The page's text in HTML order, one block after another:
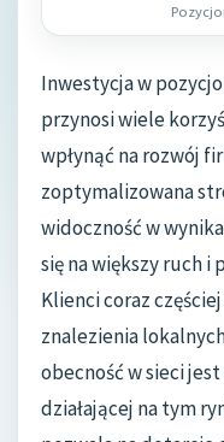
Inwestycja w
przynosi wiele
wpłynąć na rozwój
zoptymalizowana
widoczność w
się na większy ruch i
Klienci coraz
znalezienia
obecność w sieci
działającej na tym